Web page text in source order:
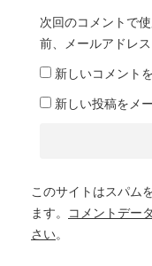
次回のコメントで
前、メールアドレ
新しいコメント
新しい投稿をメ
このサイトはスパム
ます。
コメントデー
さい。